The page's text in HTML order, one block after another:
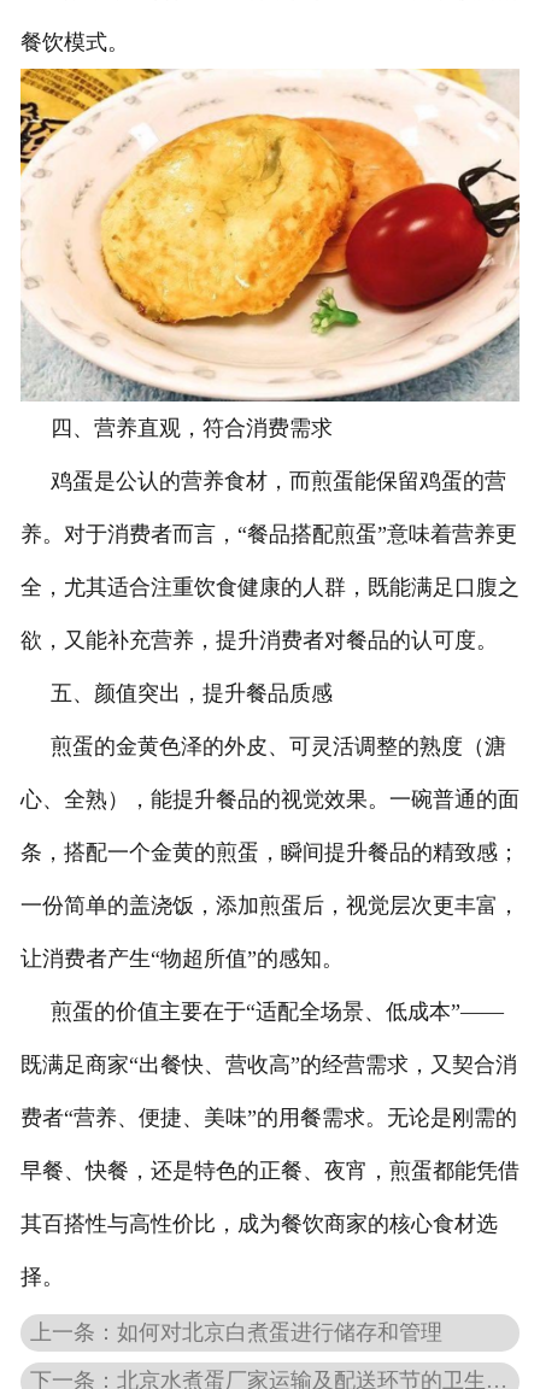
餐饮模式。
四、营养直观，符合消费需求
鸡蛋是公认的营养食材，而煎蛋能保留鸡蛋的营
养。对于消费者而言，“餐品搭配煎蛋”意味着营养更
全，尤其适合注重饮食健康的人群，既能满足口腹之
欲，又能补充营养，提升消费者对餐品的认可度。
五、颜值突出，提升餐品质感
煎蛋的金黄色泽的外皮、可灵活调整的熟度（溏
心、全熟），能提升餐品的视觉效果。一碗普通的面
条，搭配一个金黄的煎蛋，瞬间提升餐品的精致感；
一份简单的盖浇饭，添加煎蛋后，视觉层次更丰富，
让消费者产生“物超所值”的感知。
煎蛋的价值主要在于“适配全场景、低成本”——
既满足商家“出餐快、营收高”的经营需求，又契合消
费者“营养、便捷、美味”的用餐需求。无论是刚需的
早餐、快餐，还是特色的正餐、夜宵，煎蛋都能凭借
其百搭性与高性价比，成为餐饮商家的核心食材选
择。
上一条：如何对北京白煮蛋进行储存和管理
下一条：北京水煮蛋厂家运输及配送环节的卫生保障细则